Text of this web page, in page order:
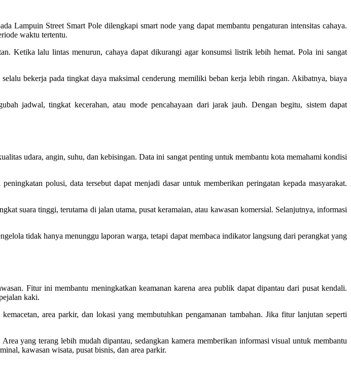
Lampuin Street Smart Pole dilengkapi smart node yang dapat membantu pengaturan intensitas cahaya.
waktu tertentu.
Ketika lalu lintas menurun, cahaya dapat dikurangi agar konsumsi listrik lebih hemat. Pola ini sangat
bekerja pada tingkat daya maksimal cenderung memiliki beban kerja lebih ringan. Akibatnya, biaya
jadwal, tingkat kecerahan, atau mode pencahayaan dari jarak jauh. Dengan begitu, sistem dapat
udara, angin, suhu, dan kebisingan. Data ini sangat penting untuk membantu kota memahami kondisi
polusi, data tersebut dapat menjadi dasar untuk memberikan peringatan kepada masyarakat.
suara tinggi, terutama di jalan utama, pusat keramaian, atau kawasan komersial. Selanjutnya, informasi
tidak hanya menunggu laporan warga, tetapi dapat membaca indikator langsung dari perangkat yang
Fitur ini membantu meningkatkan keamanan karena area publik dapat dipantau dari pusat kendali.
kaki.
area parkir, dan lokasi yang membutuhkan pengamanan tambahan. Jika fitur lanjutan seperti
yang terang lebih mudah dipantau, sedangkan kamera memberikan informasi visual untuk membantu
kawasan wisata, pusat bisnis, dan area parkir.